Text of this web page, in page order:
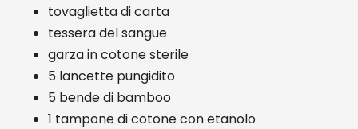
tovaglietta di carta
tessera del sangue
garza in cotone sterile
5 lancette pungidito
5 bende di bamboo
1 tampone di cotone con etanolo